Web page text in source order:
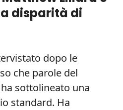
disparità di
dopo le
che parole del
sottolineato una
standard. Ha